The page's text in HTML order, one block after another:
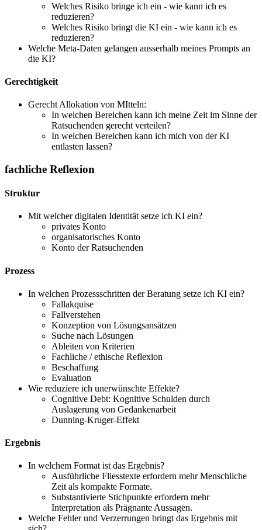
Welches Risiko bringe ich ein - wie kann ich es
reduzieren?
Welches Risiko bringt die KI ein - wie kann ich es
reduzieren?
Welche Meta-Daten gelangen ausserhalb meines Prompts an
die KI?
Gerechtigkeit
Gerecht Allokation von MItteln:
In welchen Bereichen kann ich meine Zeit im Sinne der
Ratsuchenden gerecht verteilen?
In welchen Bereichen kann ich mich von der KI
entlasten lassen?
fachliche Reflexion
Struktur
Mit welcher digitalen Identität setze ich KI ein?
privates Konto
organisatorisches Konto
Konto der Ratsuchenden
Prozess
In welchen Prozessschritten der Beratung setze ich KI ein?
Fallakquise
Fallverstehen
Konzeption von Lösungsansätzen
Suche nach Lösungen
Ableiten von Kriterien
Fachliche / ethische Reflexion
Beschaffung
Evaluation
Wie reduziere ich unerwünschte Effekte?
Cognitive Debt: Kognitive Schulden durch
Auslagerung von Gedankenarbeit
Dunning-Kruger-Effekt
Ergebnis
In welchem Format ist das Ergebnis?
Ausführliche Fliesstexte erfordern mehr Menschliche
Zeit als kompakte Formate.
Substantivierte Stichpunkte erfordern mehr
Interpretation als Prägnante Aussagen.
Welche Fehler und Verzerrungen bringt das Ergebnis mit